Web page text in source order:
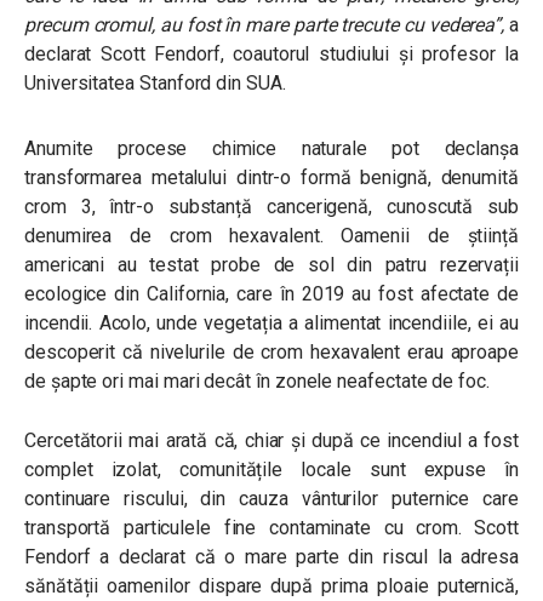
precum cromul, au fost în mare parte trecute cu vederea”, a
declarat Scott Fendorf, coautorul studiului și profesor la
Universitatea Stanford din SUA.
Anumite procese chimice naturale pot declanșa
transformarea metalului dintr-o formă benignă, denumită
crom 3, într-o substanță cancerigenă, cunoscută sub
denumirea de crom hexavalent. Oamenii de știință
americani au testat probe de sol din patru rezervații
ecologice din California, care în 2019 au fost afectate de
incendii. Acolo, unde vegetația a alimentat incendiile, ei au
descoperit că nivelurile de crom hexavalent erau aproape
de șapte ori mai mari decât în zonele neafectate de foc.
Cercetătorii mai arată că, chiar și după ce incendiul a fost
complet izolat, comunitățile locale sunt expuse în
continuare riscului, din cauza vânturilor puternice care
transportă particulele fine contaminate cu crom. Scott
Fendorf a declarat că o mare parte din riscul la adresa
sănătății oamenilor dispare după prima ploaie puternică,